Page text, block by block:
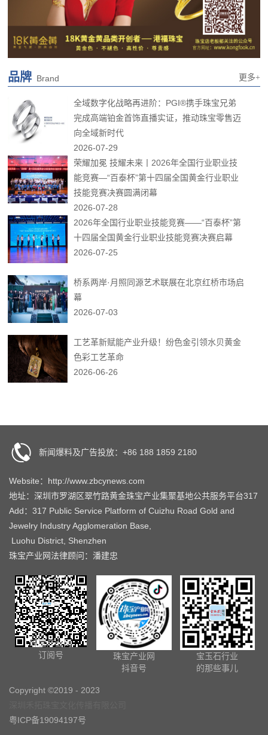
品牌 Brand 更多+
全域数字化战略再进阶：PGI®携手珠宝兄弟
完成高端铂金首饰直播实证，推动珠宝零售迈
向全域新时代
2026-07-29
荣耀加冕 技耀未来丨2026年全国行业职业技
能竞赛—“百泰杯”第十四届全国黄金行业职业
技能竞赛决赛圆满闭幕
2026-07-28
2026年全国行业职业技能竞赛——“百泰杯”第
十四届全国黄金行业职业技能竞赛决赛启幕
2026-07-25
桥系两岸·月照同源艺术联展在北京红桥市场启
幕
2026-07-03
工艺革新赋能产业升级！纷色金引领水贝黄金
色彩工艺革命
2026-06-26
新闻爆料及广告投放：+86 188 1859 2180
Website：http://www.zbcynews.com
地址：深圳市罗湖区翠竹路黄金珠宝产业集聚基地公共服务平台317
Add：317 Public Service Platform of Cuizhu Road Gold and
Jewelry Industry Agglomeration Base,
Luohu District, Shenzhen
珠宝产业网法律顾问：潘建忠
珠宝产业网
订阅号
珠宝产业网
抖音号
宝玉石行业
的那些事儿
Copyright ©2019 - 2023
粤ICP备19094197号